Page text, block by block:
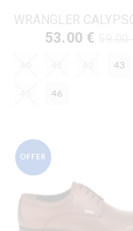
53.00 €
43
46
OFFER